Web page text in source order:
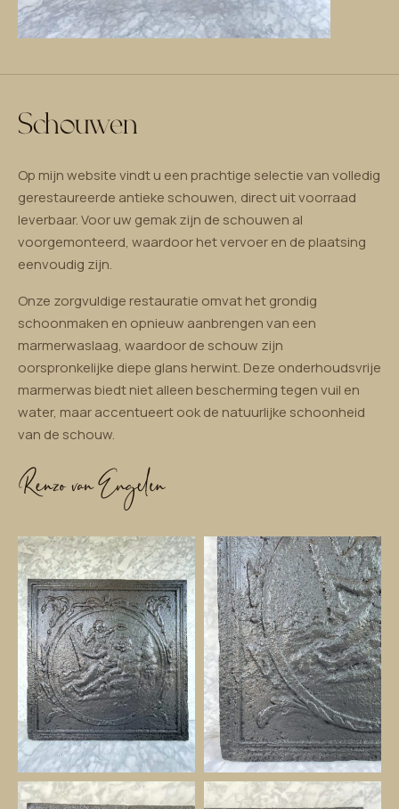
Schouwen
Op mijn website vindt u een prachtige selectie van volledig
gerestaureerde antieke schouwen, direct uit voorraad
leverbaar. Voor uw gemak zijn de schouwen al
voorgemonteerd, waardoor het vervoer en de plaatsing
eenvoudig zijn.
Onze zorgvuldige restauratie omvat het grondig
schoonmaken en opnieuw aanbrengen van een
marmerwaslaag, waardoor de schouw zijn
oorspronkelijke diepe glans herwint. Deze onderhoudsvrije
marmerwas biedt niet alleen bescherming tegen vuil en
water, maar accentueert ook de natuurlijke schoonheid
van de schouw.